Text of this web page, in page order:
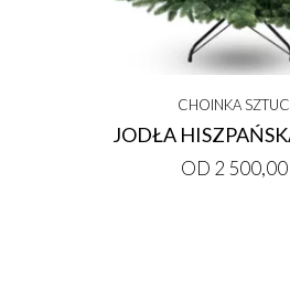
CHOINKA
JODŁA
OD 2